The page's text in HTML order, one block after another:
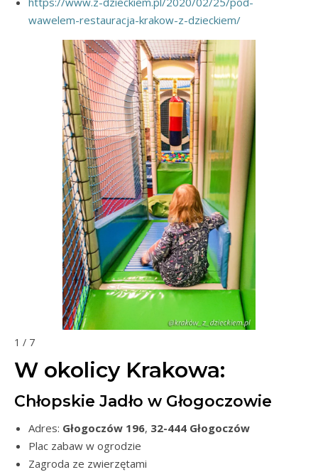
wawelem-restauracja-krakow-z-dzieckiem/
1 / 7
W okolicy Krakowa:
Chłopskie Jadło w Głogoczowie
Adres: Głogoczów 196, 32-444 Głogoczów
Plac zabaw w ogrodzie
Zagroda ze zwierzętami